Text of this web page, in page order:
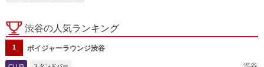
渋谷の人気ランキング
1 ボイジャーラウンジ渋谷